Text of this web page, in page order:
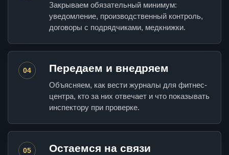
Закрываем обязательный минимум:
уведомление, производственный контроль,
договоры с подрядчиками, медкнижки.
04 Передаем и внедряем
Объясняем, как вести журналы для фитнес-
центра, кто за них отвечает и что показывать
инспектору при проверке.
05 Остаемся на связи